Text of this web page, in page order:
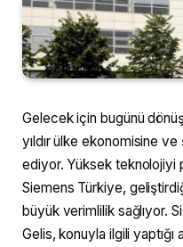
Gelecek için bugünü
yıldır ülke ekonomisine
ediyor. Yüksek teknolojiyi
Siemens Türkiye,
büyük verimlilik sağlıyor.
Gelis, konuyla ilgili yaptığı